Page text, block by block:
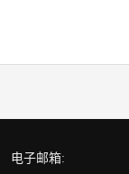
电子邮箱: